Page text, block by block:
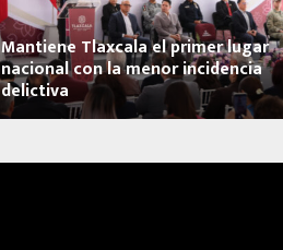
Mantiene Tlaxcala el primer lugar
nacional con la menor incidencia
delictiva